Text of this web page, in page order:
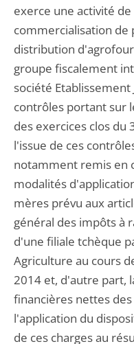
exerce une activité de
commercialisation de
distribution
groupe fiscalement
société
contrôles portant sur
des exercices clos du
l'issue de ces
notamment remis en
modalités
mères prévu aux
général des impôts à
d'une filiale tchèque
Agriculture au cours
2014 et, d'autre part,
financières nettes
l'application du
de ces charges au